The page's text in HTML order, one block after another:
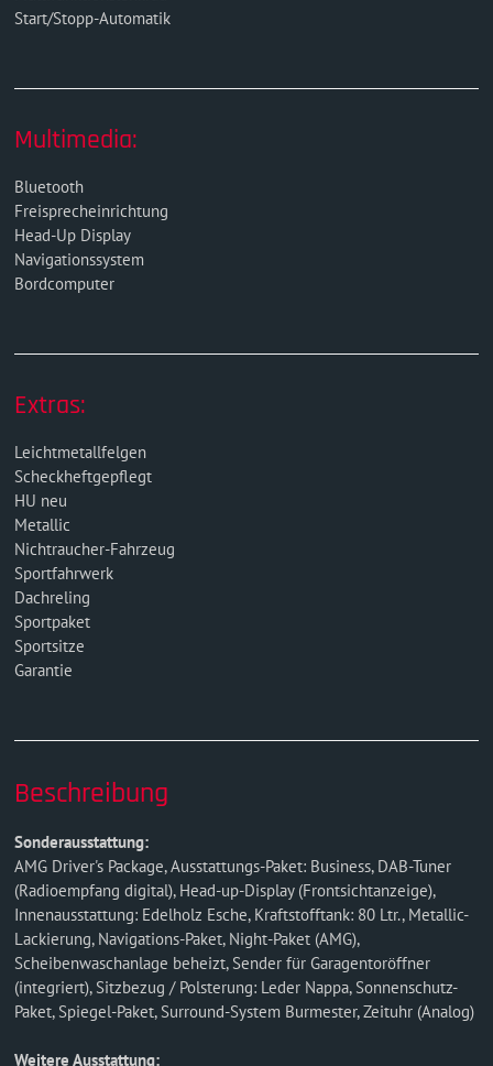
Start/Stopp-Automatik
Multimedia:
Bluetooth
Freisprecheinrichtung
Head-Up Display
Navigationssystem
Bordcomputer
Extras:
Leichtmetallfelgen
Scheckheftgepflegt
HU neu
Metallic
Nichtraucher-Fahrzeug
Sportfahrwerk
Dachreling
Sportpaket
Sportsitze
Garantie
Beschreibung
Sonderausstattung:
AMG Driver's Package, Ausstattungs-Paket: Business, DAB-Tuner
(Radioempfang digital), Head-up-Display (Frontsichtanzeige),
Innenausstattung: Edelholz Esche, Kraftstofftank: 80 Ltr., Metallic-
Lackierung, Navigations-Paket, Night-Paket (AMG),
Scheibenwaschanlage beheizt, Sender für Garagentoröffner
(integriert), Sitzbezug / Polsterung: Leder Nappa, Sonnenschutz-
Paket, Spiegel-Paket, Surround-System Burmester, Zeituhr (Analog)
Weitere Ausstattung: